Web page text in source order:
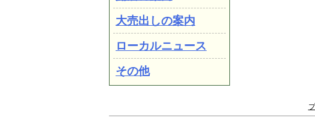
大売出しの案内
ローカルニュース
その他